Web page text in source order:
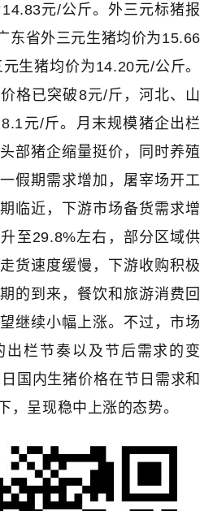
元/公斤。外三元标猪报
东省外三元生猪均价为15.66
生猪均价为14.20元/公斤。
格已突破8元/斤，河北、山
元/斤。月末规模猪企出栏
部猪企缩量挺价，同时养殖
假期需求增加，屠宰场开工
临近，下游市场备货需求增
至29.8%左右，部分区域供
货速度缓慢，下游收购积极
的到来，餐饮和旅游消费回
继续小幅上涨。不过，市场
栏节奏以及节后需求的变
国内生猪价格在节日需求和
，呈现稳中上涨的态势。